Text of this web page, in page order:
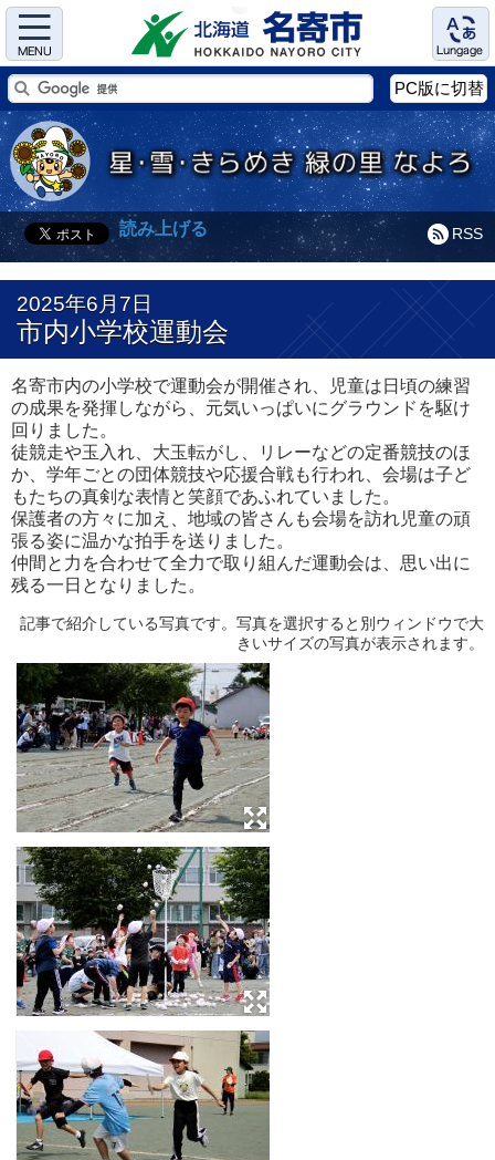
Menu Language
PC版に切替
RSS
読み上げる
2025年6月7日
市内小学校運動会
名寄市内の小学校で運動会が開催され、児童は日頃の練習
の成果を発揮しながら、元気いっぱいにグラウンドを駆け
回りました。
徒競走や玉入れ、大玉転がし、リレーなどの定番競技のほ
か、学年ごとの団体競技や応援合戦も行われ、会場は子ど
もたちの真剣な表情と笑顔であふれていました。
保護者の方々に加え、地域の皆さんも会場を訪れ児童の頑
張る姿に温かな拍手を送りました。
仲間と力を合わせて全力で取り組んだ運動会は、思い出に
残る一日となりました。
記事で紹介している写真です。写真を選択すると別ウィンドウで大
きいサイズの写真が表示されます。